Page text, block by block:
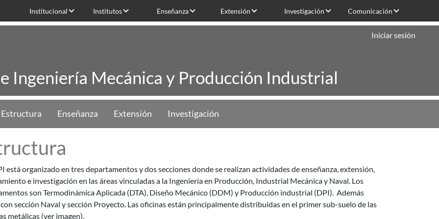
Institucional Institutos Enseñanza Extensión Investigación Comunicación
Ingeniería Mecánica y Producción Industrial
Iniciar sesión
Estructura Enseñanza Extensión Investigación
está organizado en tres departamentos y dos secciones donde se realizan actividades de enseñanza, extensión,
e investigación en las áreas vinculadas a la Ingeniería en Producción, Industrial Mecánica y Naval. Los
son Termodinámica Aplicada (DTA), Diseño Mecánico (DDM) y Producción industrial (DPI). Además
sección Naval y sección Proyecto. Las oficinas están principalmente distribuidas en el primer sub-suelo de las
metálicas (ver imagen).